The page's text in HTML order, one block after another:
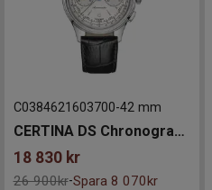
C0384621603700-42 mm
CERTINA DS Chronograph Automatic 42mm
18 830 kr
26 900kr-Spara 8 070kr